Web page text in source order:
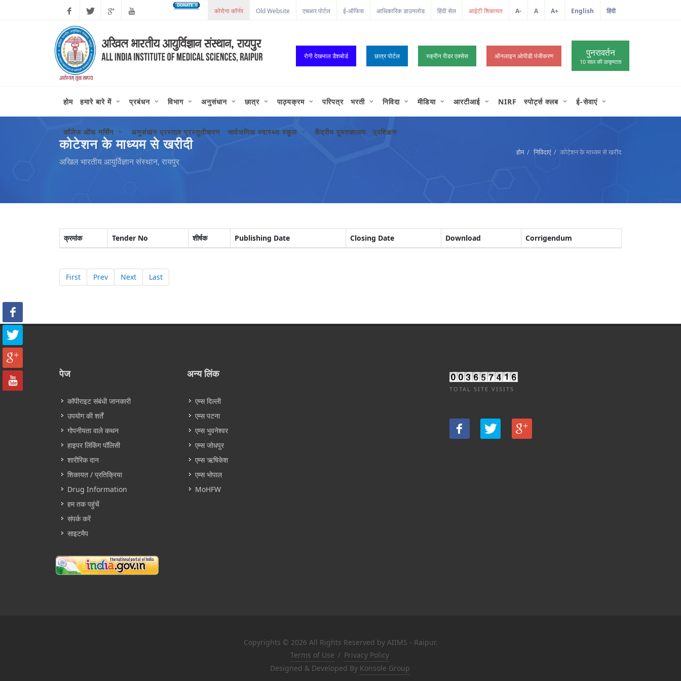
FacebookTwitter
Plus
Old Website एचआर पोर्टल ई-ऑफिस आधिकारिक डाउनलोड हिंदी सेल A- A A+ English हिंदी
रोगी देखभाल डैशबोर्ड छात्र पोर्टल स्क्रीन रीडर एक्सेस ऑनलाइन ओपीडी पंजीकरण पुनरावर्तन
10 साल की उत्कृष्टता
होम हमारे बारे में प्रबंधन विभाग अनुसंधान छात्र पाठ्यक्रम परिपत्र भरती निविदा मीडिया आरटीआई NIRF स्पोर्ट्स क्लब ई-सेवाएं
कॉलेज ऑफ नर्सिंग अनुसंधान प्रस्ताव प्रस्तुतीकरण सार्वजनिक स्वास्थ्य स्कूल केंद्रीय पुस्तकालय प्रशिक्षण
कोटेशन के माध्यम से खरीदी
अखिल भारतीय आयुर्विज्ञान संस्थान, रायपुर
होम निविदाएं कोटेशन के माध्यम से खरीद
क्रमांक Tender No शीर्षक Publishing Date Closing Date Download Corrigendum
First Prev Next Last
पेज
कॉपीराइट संबंधी जानकारी
उपयोग की शर्तें
गोपनीयता वाले कथन
हाइपर लिंकिंग पॉलिसी
शारीरिक दान
शिकायत / प्रतिक्रिया
Drug Information
हम तक पहुंचें
संपर्क करें
साइटमैप
अन्य लिंक
एम्स दिल्ली
एम्स पटना
एम्स भुवनेश्वर
एम्स जोधपुर
एम्स ऋषिकेश
एम्स भोपाल
MoHFW
TOTAL SITE VISITS
Copyrights © 2026 All Rights Reserved by AIIMS - Raipur.
Terms of Use / Privacy Policy
Designed & Developed By Konsole Group